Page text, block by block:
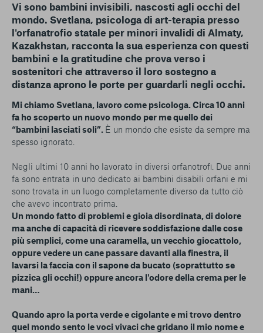
Vi sono bambini invisibili, nascosti agli occhi del
mondo. Svetlana, psicologa di art-terapia presso
l'orfanatrofio statale per minori invalidi di Almaty,
Kazakhstan, racconta la sua esperienza con questi
bambini e la gratitudine che prova verso i
sostenitori che attraverso il loro sostegno a
distanza aprono le porte per guardarli negli occhi.
Mi chiamo Svetlana, lavoro come psicologa. Circa 10 anni
fa ho scoperto un nuovo mondo per me quello dei
“bambini lasciati soli”. È un mondo che esiste da sempre ma
spesso ignorato.
Negli ultimi 10 anni ho lavorato in diversi orfanotrofi. Due anni
fa sono entrata in uno dedicato ai bambini disabili orfani e mi
sono trovata in un luogo completamente diverso da tutto ciò
che avevo incontrato prima.
Un mondo fatto di problemi e gioia disordinata, di dolore
ma anche di capacità di ricevere soddisfazione dalle cose
più semplici, come una caramella, un vecchio giocattolo,
oppure vedere un cane passare davanti alla finestra, il
lavarsi la faccia con il sapone da bucato (soprattutto se
pizzica gli occhi!) oppure ancora l'odore della crema per le
mani…
Quando apro la porta verde e cigolante e mi trovo dentro
quel mondo sento le voci vivaci che gridano il mio nome e